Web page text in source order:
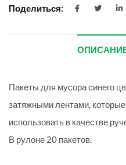
Поделиться:
Пакеты для мусора синего
затяжными лентами,
использовать в качестве
В рулоне 20 пакетов.